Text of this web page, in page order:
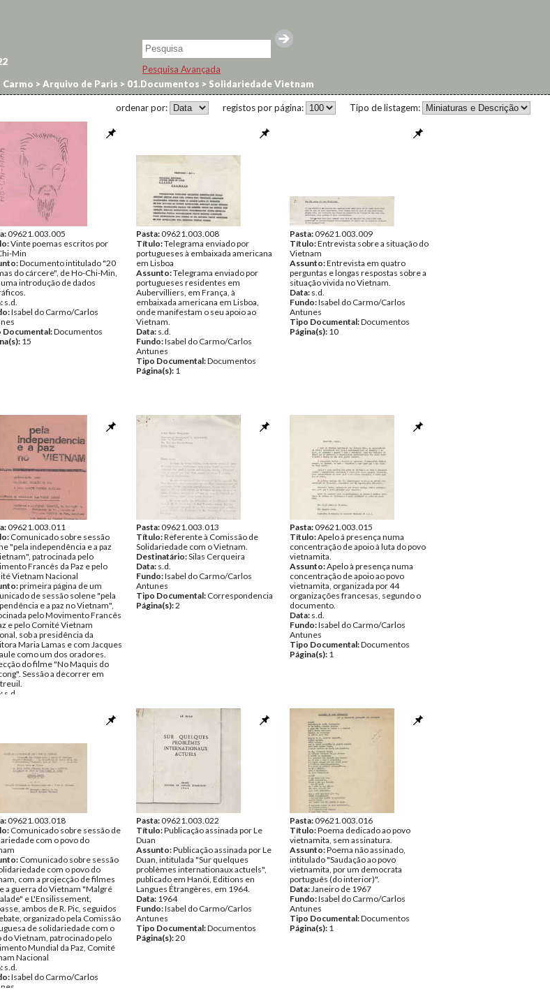
Pesquisa Avançada
Carmo >Arquivo de Paris > 01.Documentos > Solidariedade Vietnam
Tipo de listagem:
registos por página:
ordenar por:
09621.003.005
Vinte poemas escritos por
Min
Documento intitulado "20
do cárcere", de Ho-Chi-Min,
introdução de dados
s.d.
Isabel do Carmo/Carlos
Documental:Documentos
15
Pasta:09621.003.008
Título:Telegrama enviado por
portugueses à embaixada americana
em Lisboa
Assunto:Telegrama enviado por
portugueses residentes em
Aubervilliers, em França, à
embaixada americana em Lisboa,
onde manifestam o seu apoio ao
Vietnam.
Data: s.d.
Fundo:Isabel do Carmo/Carlos
Antunes
Tipo Documental:Documentos
Página(s): 1
Pasta:09621.003.009
Título:Entrevista sobre a situação do
Vietnam
Assunto:Entrevista em quatro
perguntas e longas respostas sobre a
situação vivida no Vietnam.
Data: s.d.
Fundo:Isabel do Carmo/Carlos
Antunes
Tipo Documental:Documentos
Página(s): 10
09621.003.011
Comunicado sobre sessão
"pela independência e a paz
patrocinada pelo
Francês da Paz e pelo
Vietnam Nacional
primeira página de um
de sessão solene "pela
e a paz no Vietnam",
pelo Movimento Francês
e pelo Comité Vietnam
sob a presidência da
Maria Lamas e com Jacques
como um dos oradores.
do filme "No Maquis do
Sessão a decorrer em
s.d.
Pasta:09621.003.013
Título:Referente à Comissão de
Solidariedade com o Vietnam.
Destinatário:Silas Cerqueira
Data: s.d.
Fundo:Isabel do Carmo/Carlos
Antunes
Tipo Documental: Correspondencia
Página(s):2
Pasta:09621.003.015
Título:Apelo á presença numa
concentração de apoio à luta do povo
vietnamita.
Assunto:Apelo à presença numa
concentração de apoio ao povo
vietnamita, organizada por 44
organizações francesas, segundo o
documento.
Data: s.d.
Fundo:Isabel do Carmo/Carlos
Antunes
Tipo Documental:Documentos
Página(s): 1
09621.003.018
Comunicado sobre sessão de
com o povo do
Comunicado sobre sessão
com o povo do
com a projecção de filmes
a guerra do Vietnam "Malgré
e L'Ensilissement,
ambos de R. Pic, seguidos
organizado pela Comissão
de solidariedade com o
do Vietnam, patrocinado pelo
Mundial da Paz, Comité
Nacional
s.d.
Isabel do Carmo/Carlos
Pasta:09621.003.022
Título:Publicação assinada por Le
Duan
Assunto:Publicação assinada por Le
Duan, intitulada "Sur quelques
problèmes internationaux actuels",
publicado em Hanói, Editions en
Langues Étrangères, em 1964.
Data: 1964
Fundo:Isabel do Carmo/Carlos
Antunes
Tipo Documental:Documentos
Página(s):20
Pasta:09621.003.016
Título:Poema dedicado ao povo
vietnamita, sem assinatura.
Assunto:Poema não assinado,
intitulado "Saudação ao povo
vietnamita, por um democrata
português (do interior)".
Data:Janeiro de 1967
Fundo:Isabel do Carmo/Carlos
Antunes
Tipo Documental:Documentos
Página(s): 1